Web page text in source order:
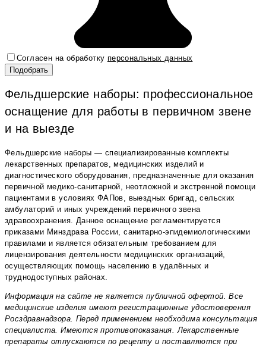
Согласен на обработку персональных данных
Фельдшерские наборы: профессиональное
оснащение для работы в первичном звене
и на выезде
Фельдшерские наборы — специализированные комплекты
лекарственных препаратов, медицинских изделий и
диагностического оборудования, предназначенные для оказания
первичной медико-санитарной, неотложной и экстренной помощи
пациентами в условиях ФАПов, выездных бригад, сельских
амбулаторий и иных учреждений первичного звена
здравоохранения. Данное оснащение регламентируется
приказами Минздрава России, санитарно-эпидемиологическими
правилами и является обязательным требованием для
лицензирования деятельности медицинских организаций,
осуществляющих помощь населению в удалённых и
труднодоступных районах.
Информация на сайте не является публичной офертой. Все
медицинские изделия имеют регистрационные удостоверения
Росздравнадзора. Перед применением необходима консультация
специалиста. Имеются противопоказания. Лекарственные
препараты отпускаются по рецепту и поставляются при